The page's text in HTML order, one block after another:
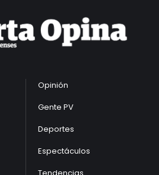
Opinión
Gente PV
Deportes
Espectáculos